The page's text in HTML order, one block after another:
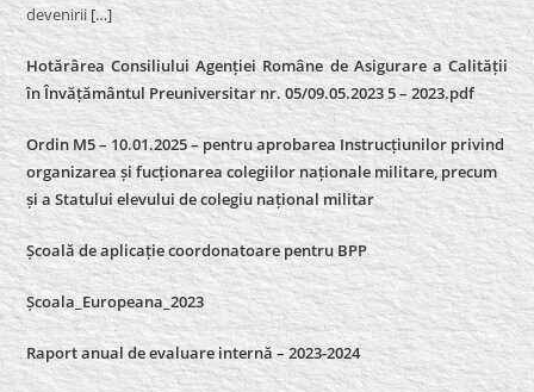
devenirii […]
Hotărârea Consiliului Agenției Române de Asigurare a Calității
în Învățământul Preuniversitar nr. 05/09.05.2023 5 – 2023.pdf
Ordin M5 – 10.01.2025 – pentru aprobarea Instrucțiunilor privind
organizarea și fucționarea colegiilor naționale militare, precum
și a Statului elevului de colegiu național militar
Școală de aplicație coordonatoare pentru BPP
Școala_Europeana_2023
Raport anual de evaluare internă – 2023-2024